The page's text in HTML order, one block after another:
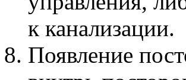
к канализации.
Появление